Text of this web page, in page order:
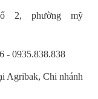
2, phường mỹ
- 0935.838.838
Agribak, Chi nhánh